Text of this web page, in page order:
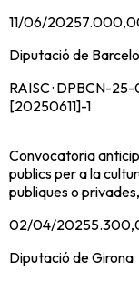
11/06/2025
Diputació de
RAISC · DPBCN-
[20250611]-1
Convocatoria
publics per a la
publiques o
02/04/2025
Diputació de Girona